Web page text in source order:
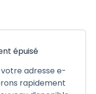
épuisé
votre adresse e-
rapidement